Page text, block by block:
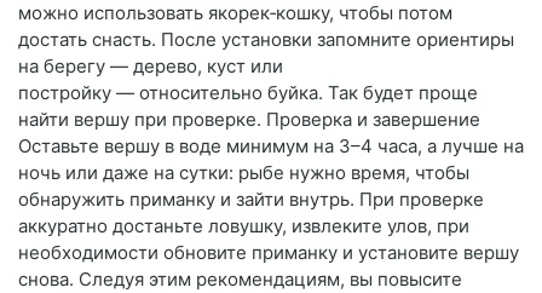
можно использовать якорек‑кошку, чтобы потом
достать снасть. После установки запомните ориентиры
на берегу — дерево, куст или
постройку — относительно буйка. Так будет проще
найти вершу при проверке. Проверка и завершение
Оставьте вершу в воде минимум на 3–4 часа, а лучше на
ночь или даже на сутки: рыбе нужно время, чтобы
обнаружить приманку и зайти внутрь. При проверке
аккуратно достаньте ловушку, извлеките улов, при
необходимости обновите приманку и установите вершу
снова. Следуя этим рекомендациям, вы повысите